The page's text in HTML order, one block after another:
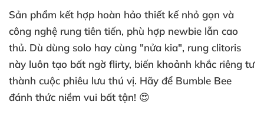
Sản phẩm kết hợp hoàn hảo thiết kế nhỏ gọn và
công nghệ rung tiên tiến, phù hợp newbie lẫn cao
thủ. Dù dùng solo hay cùng "nửa kia", rung clitoris
này luôn tạo bất ngờ flirty, biến khoảnh khắc riêng tư
thành cuộc phiêu lưu thú vị. Hãy để Bumble Bee
đánh thức niềm vui bất tận! 😍